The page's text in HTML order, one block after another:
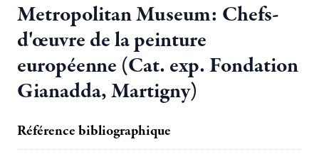
Metropolitan Museum: Chefs-
d'œuvre de la peinture
européenne (Cat. exp. Fondation
Gianadda, Martigny)
Référence bibliographique